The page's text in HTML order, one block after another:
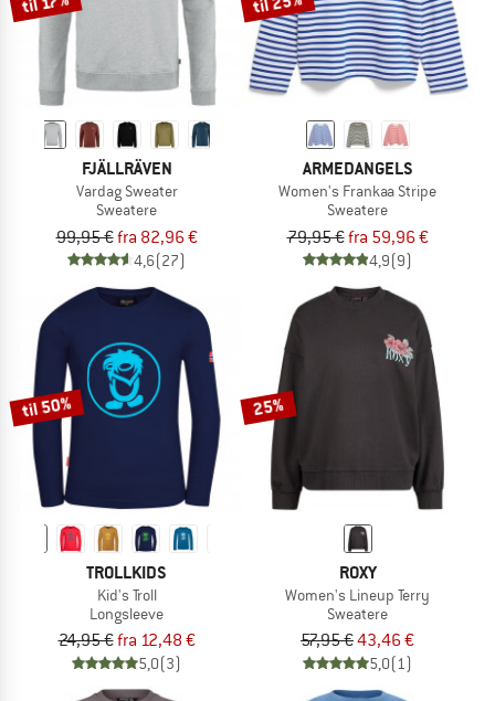
FJÄLLRÄVEN
Vardag Sweater
Sweatere
99,95 €fra 82,96 €
4,6(27)
ARMEDANGELS
Women's Frankaa Stripe
Sweatere
79,95 €fra 59,96 €
4,9(9)
til 50%
TROLLKIDS
Kid's Troll
Longsleeve
24,95 €fra 12,48 €
5,0(3)
25%
ROXY
Women's Lineup Terry
Sweatere
57,95 €43,46 €
5,0(1)